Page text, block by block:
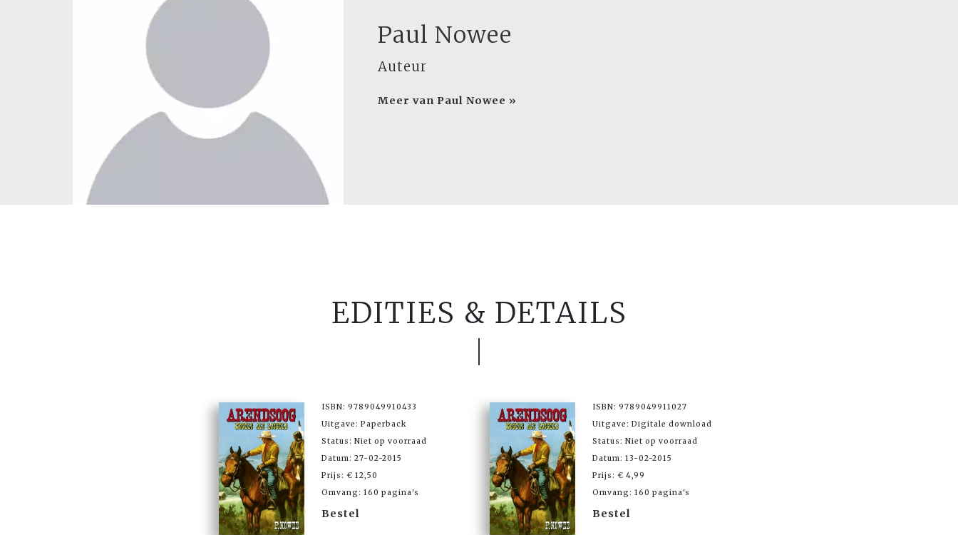
Paul Nowee
Auteur
Meer van Paul Nowee »
EDITIES & DETAILS
ISBN: 9789049910433
Uitgave: Paperback
Status: Niet op voorraad
Datum: 27-02-2015
Prijs: € 12,50
Omvang: 160 pagina's
Bestel
ISBN: 9789049911027
Uitgave: Digitale download
Status: Niet op voorraad
Datum: 13-02-2015
Prijs: € 4,99
Omvang: 160 pagina's
Bestel